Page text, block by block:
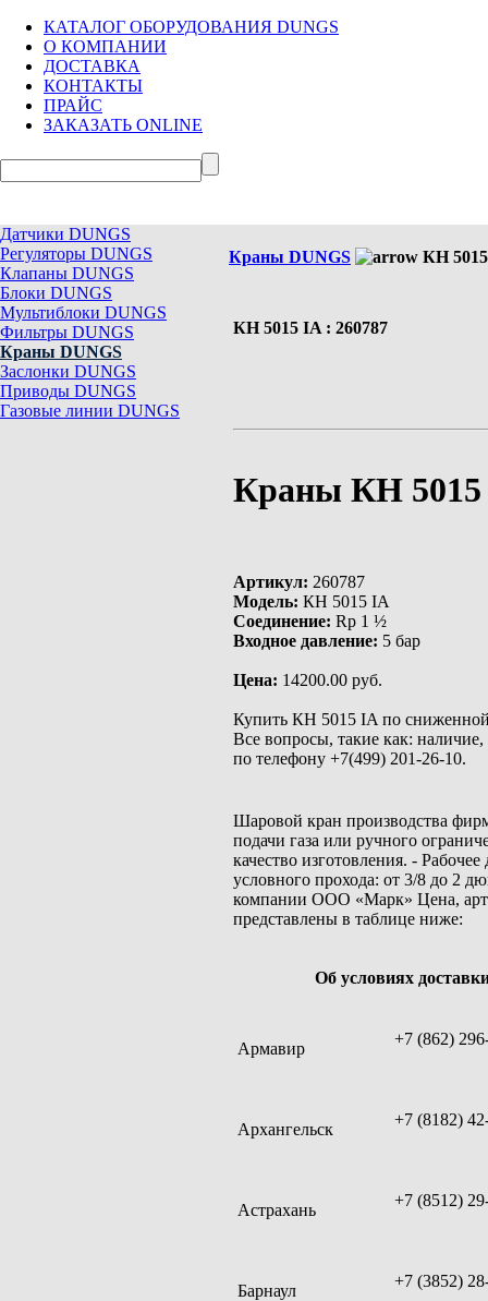
КАТАЛОГ ОБОРУДОВАНИЯ DUNGS
О КОМПАНИИ
ДОСТАВКА
КОНТАКТЫ
ПРАЙС
ЗАКАЗАТЬ ONLINE
Датчики DUNGS
Регуляторы DUNGS
Клапаны DUNGS
Блоки DUNGS
Мультиблоки DUNGS
Фильтры DUNGS
Краны DUNGS
Заслонки DUNGS
Приводы DUNGS
Газовые линии DUNGS
Краны DUNGS КН
КН 5015 IA : 260787
Краны КН 5015
Артикул: 260787
Модель: КН 5015 IA
Соединение: Rp 1 ½
Входное давление: 5 бар
Цена: 14200.00 руб.
Купить КН 5015 IA по
Все вопросы, такие как:
по телефону +7(499) 201-26-10.
Шаровой кран производства
подачи газа или ручного
качество изготовления. -
условного прохода: от 3/8 до 2
компании ООО «Марк» Цена,
представлены в таблице ниже:
Об условиях
Армавир
+7 (862)
Архангельск
+7 (8182)
Астрахань
+7 (8512)
Барнаул
+7 (3852)